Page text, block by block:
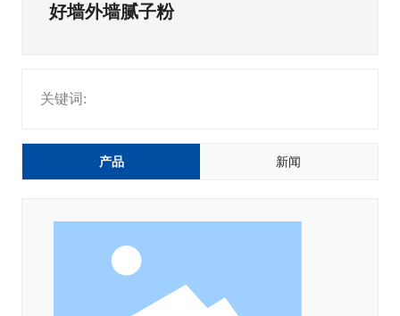
联系我们
好墙外墙腻子粉
关键词:
产品 新闻